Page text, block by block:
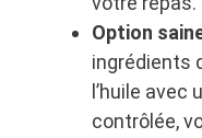
Option
ingrédients
l’huile
contrôlée,